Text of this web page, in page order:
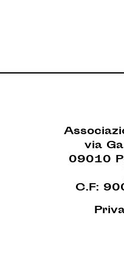
via
09010
C.F: